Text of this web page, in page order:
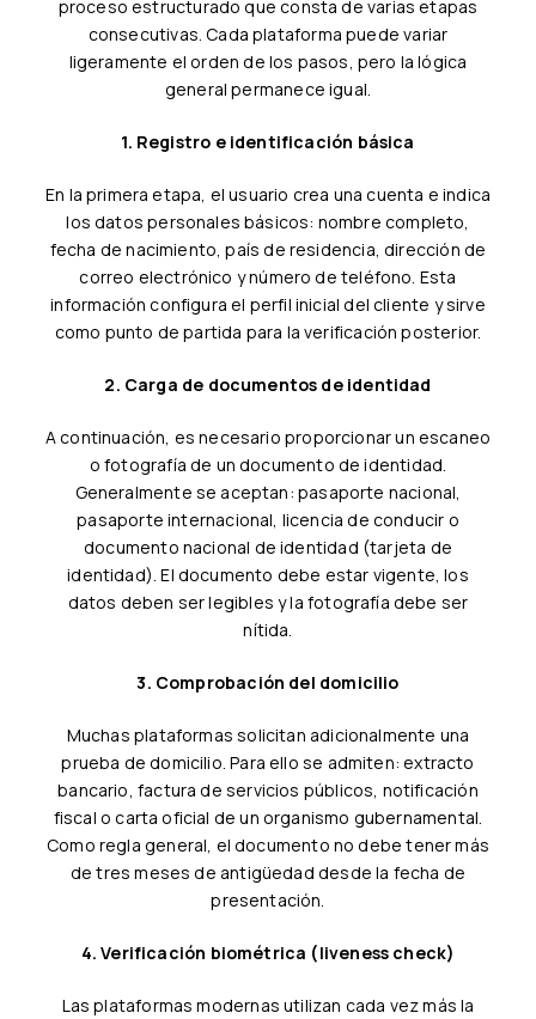
proceso estructurado que consta de varias etapas
consecutivas. Cada plataforma puede variar
ligeramente el orden de los pasos, pero la lógica
general permanece igual.
1. Registro e identificación básica
En la primera etapa, el usuario crea una cuenta e indica
los datos personales básicos: nombre completo,
fecha de nacimiento, país de residencia, dirección de
correo electrónico y número de teléfono. Esta
información configura el perfil inicial del cliente y sirve
como punto de partida para la verificación posterior.
2. Carga de documentos de identidad
A continuación, es necesario proporcionar un escaneo
o fotografía de un documento de identidad.
Generalmente se aceptan: pasaporte nacional,
pasaporte internacional, licencia de conducir o
documento nacional de identidad (tarjeta de
identidad). El documento debe estar vigente, los
datos deben ser legibles y la fotografía debe ser
nítida.
3. Comprobación del domicilio
Muchas plataformas solicitan adicionalmente una
prueba de domicilio. Para ello se admiten: extracto
bancario, factura de servicios públicos, notificación
fiscal o carta oficial de un organismo gubernamental.
Como regla general, el documento no debe tener más
de tres meses de antigüedad desde la fecha de
presentación.
4. Verificación biométrica (liveness check)
Las plataformas modernas utilizan cada vez más la